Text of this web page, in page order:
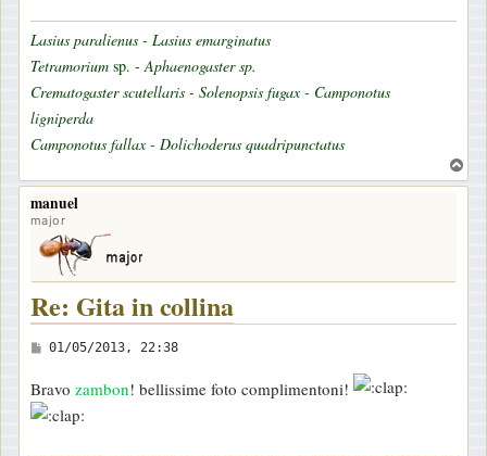
Lasius paralienus - Lasius emarginatus
Tetramorium sp. -Aphaenogaster sp.
Crematogaster scutellaris - Solenopsis fugax - Camponotus
ligniperda
Camponotus fallax - Dolichoderus quadripunctatus
o
manuel
major
Re: Gita in collina
M
s
s
01/05/2013, 22:38
Bravo zambon! bellissime foto complimentoni!